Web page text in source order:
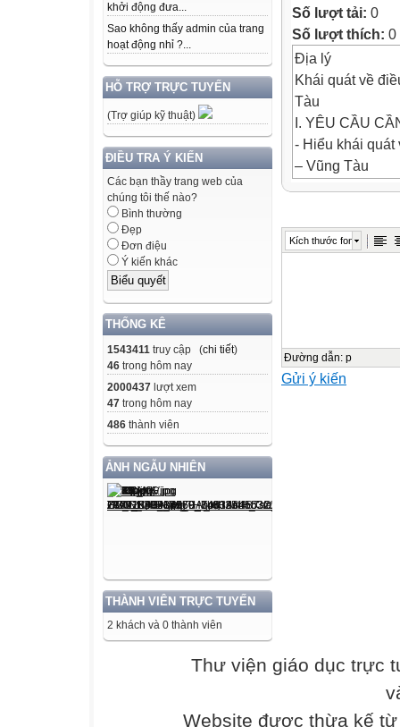
khởi động đưa...
Sao không thấy admin của trang
hoạt động nhỉ ?...
HỖ TRỢ TRỰC TUYẾN
(Trợ giúp kỹ thuật)
ĐIỀU TRA Ý KIẾN
Các bạn thầy trang web của
chúng tôi thế nào?
Bình thường
Đẹp
Đơn điệu
Ý kiến khác
THỐNG KÊ
1543411 truy cập (chi tiết)
46 trong hôm nay
2000437 lượt xem
47 trong hôm nay
486 thành viên
ẢNH NGẪU NHIÊN
THÀNH VIÊN TRỰC TUYẾN
2 khách và 0 thành viên
Số lượt tải: 0
Số lượt thích: 0
Địa lý
Khái quát về
Tàu
I. YÊU CẦU
- Hiểu khái
– Vũng Tàu
- Năng lực:
tạo.
+ Năng lực
năng lực vận
- Vấn đáp,
III. CÁC HOẠT
Hoạt động GV
Kích thước font
Đường dẫn: p
Gửi ý kiến
Thư viện giáo dục trực
Website được thừa kế